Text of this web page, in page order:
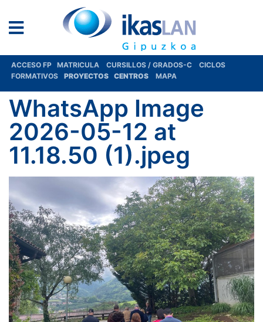
ACCESO FP MATRICULA CURSILLOS / GRADOS-C
CICLOS
FORMATIVOS
PROYECTOS CENTROS MAPA
WhatsApp Image
2026-05-12 at
11.18.50 (1).jpeg